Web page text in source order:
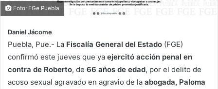
Foto: FGe Puebla
Daniel Jácome
Puebla, Pue.- La Fiscalía General del Estado (FGE)
confirmó este jueves que ya ejercitó acción penal en
contra de Roberto, de 66 años de edad, por el delito de
acoso sexual agravado en agravio de la abogada, Paloma